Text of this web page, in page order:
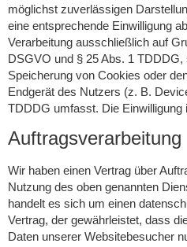
möglichst zuverlässigen
eine entsprechende Einwilligung
Verarbeitung ausschließlich auf
DSGVO und § 25 Abs. 1 TDDDG,
Speicherung von Cookies oder
Endgerät des Nutzers (z. B.
TDDDG umfasst. Die Einwilligung
Auftragsverarbeitung
Wir haben einen Vertrag über
Nutzung des oben genannten
handelt es sich um einen
Vertrag, der gewährleistet, dass
Daten unserer Websitebesucher